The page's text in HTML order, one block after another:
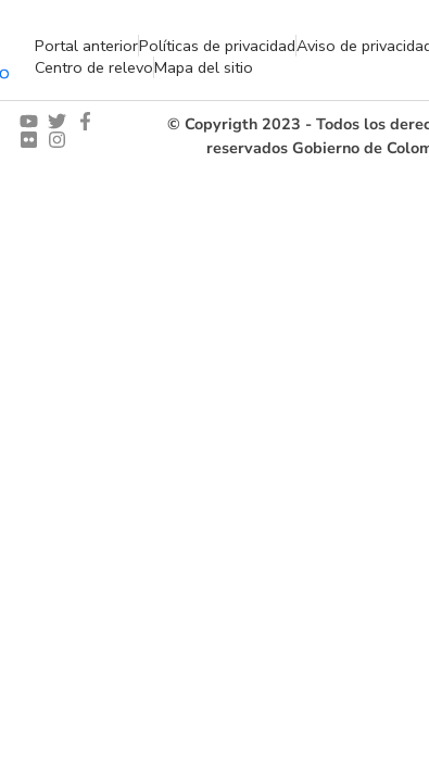
Portal anteriorPolíticas de privacidadAviso de
Centro de relevoMapa del sitio
© Copyrigth 2023 - Todos los
reservados Gobierno de